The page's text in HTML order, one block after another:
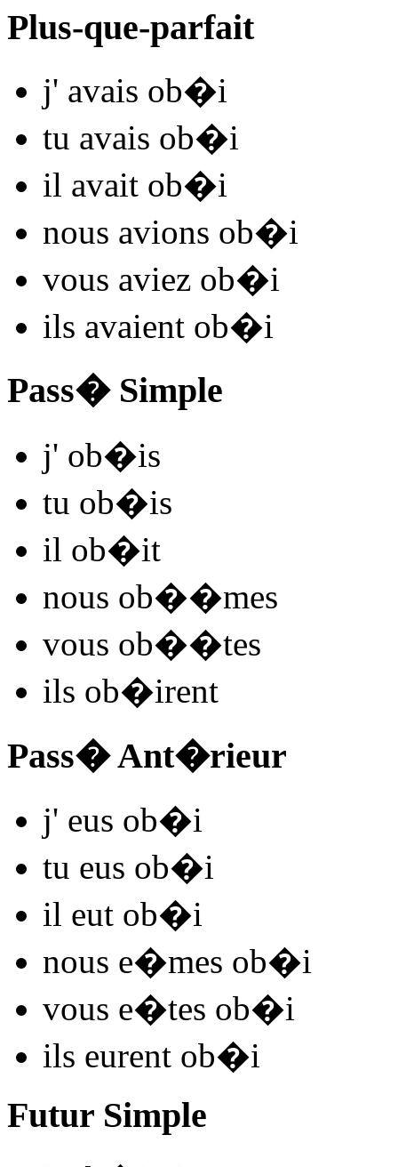
Plus-que-parfait
j' avais ob�i
tu avais ob�i
il avait ob�i
nous avions ob�i
vous aviez ob�i
ils avaient ob�i
Pass� Simple
j' ob�is
tu ob�is
il ob�it
nous ob��mes
vous ob��tes
ils ob�irent
Pass� Ant�rieur
j' eus ob�i
tu eus ob�i
il eut ob�i
nous e�mes ob�i
vous e�tes ob�i
ils eurent ob�i
Futur Simple